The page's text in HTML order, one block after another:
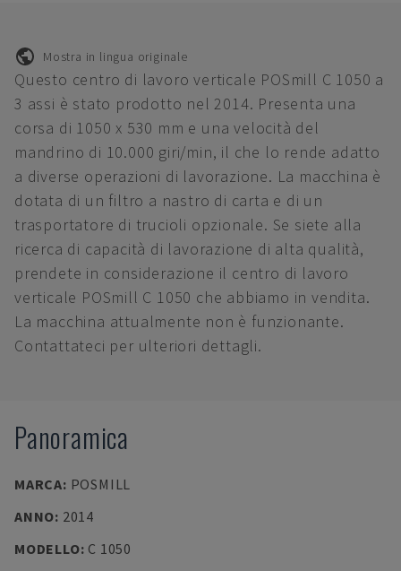
Mostra in lingua originale
Questo centro di lavoro verticale POSmill C 1050 a
3 assi è stato prodotto nel 2014. Presenta una
corsa di 1050 x 530 mm e una velocità del
mandrino di 10.000 giri/min, il che lo rende adatto
a diverse operazioni di lavorazione. La macchina è
dotata di un filtro a nastro di carta e di un
trasportatore di trucioli opzionale. Se siete alla
ricerca di capacità di lavorazione di alta qualità,
prendete in considerazione il centro di lavoro
verticale POSmill C 1050 che abbiamo in vendita.
La macchina attualmente non è funzionante.
Contattateci per ulteriori dettagli.
Panoramica
MARCA: POSMILL
ANNO: 2014
MODELLO: C 1050